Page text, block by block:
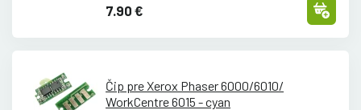
7.90 €
Čip pre Xerox Phaser 6000/6010/
WorkCentre 6015 - cyan